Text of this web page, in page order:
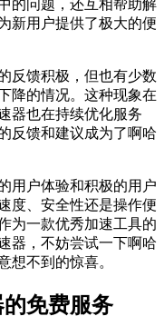
的问题，还互相帮助解
新用户提供了极大的便
反馈积极，但也有少数
降的情况。这种现象在
器也在持续优化服务
反馈和建议成为了啊哈
用户体验和积极的用户
度、安全性还是操作便
为一款优秀加速工具的
器，不妨尝试一下啊哈
想不到的惊喜。
免费服务